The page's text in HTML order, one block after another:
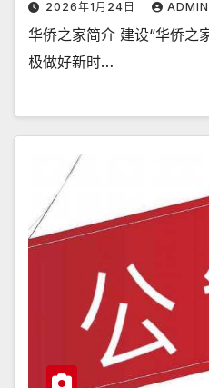
2026年1月24日 ADMIN
华侨之家简介 建设“华侨之
极做好新时…